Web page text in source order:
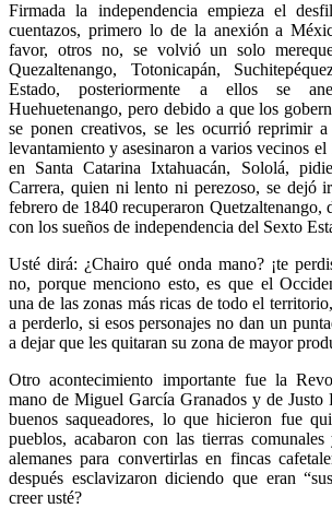
Firmada la independencia empieza el
cuentazos, primero lo de la anexión a
favor, otros no, se volvió un solo
Quezaltenango, Totonicapán,
Estado, posteriormente a ellos se
Huehuetenango, pero debido a que los
se ponen creativos, se les ocurrió reprimir
levantamiento y asesinaron a varios vecinos
en Santa Catarina Ixtahuacán, Sololá,
Carrera, quien ni lento ni perezoso, se dejó
febrero de 1840 recuperaron Quetzaltenango,
con los sueños de independencia del Sexto
Usté dirá: ¿Chairo qué onda mano? ¡te
no, porque menciono esto, es que el
una de las zonas más ricas de todo el
a perderlo, si esos personajes no dan un
a dejar que les quitaran su zona de mayor
Otro acontecimiento importante fue la
mano de Miguel García Granados y de
buenos saqueadores, lo que hicieron fue
pueblos, acabaron con las tierras
alemanes para convertirlas en fincas
después esclavizaron diciendo que eran
creer usté?